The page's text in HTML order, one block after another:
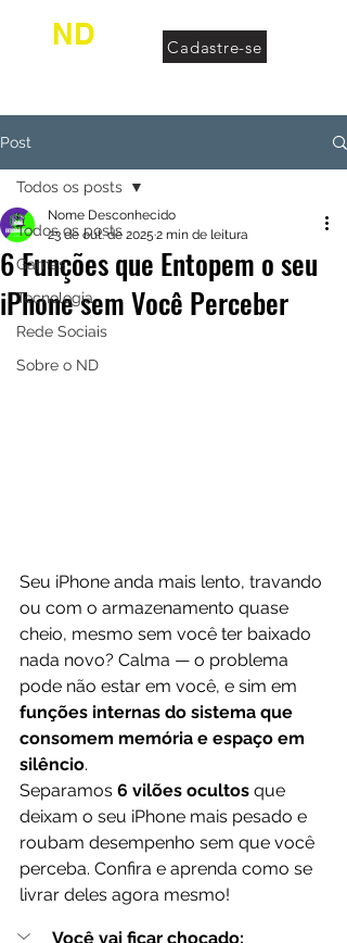
ND Cadastre-se
Post
Todos os posts
Games
Tecnologia
Rede Sociais
Sobre o ND
Todos os posts
6 Funções que Entopem o seu
iPhone sem Você Perceber
Nome Desconhecido
23 de out. de 2025 2 min de leitura
Seu iPhone anda mais lento, travando
ou com o armazenamento quase
cheio, mesmo sem você ter baixado
nada novo? Calma — o problema
pode não estar em você, e sim em
funções internas do sistema que
consomem memória e espaço em
silêncio.
Separamos 6 vilões ocultos que
deixam o seu iPhone mais pesado e
roubam desempenho sem que você
perceba. Confira e aprenda como se
livrar deles agora mesmo!
Você vai ficar chocado: